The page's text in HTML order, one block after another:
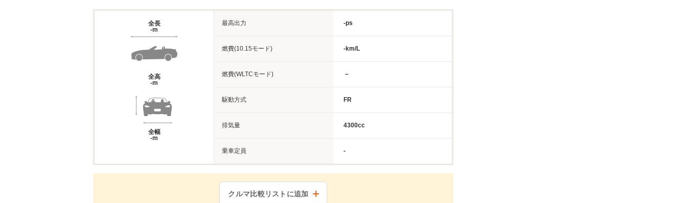
全長
-m
全高
-m
全幅
-m
最高出力 -ps
燃費(10.15モード) -km/L
燃費(WLTCモード) －
駆動方式 FR
排気量 4300cc
乗車定員 -
クルマ比較リストに追加